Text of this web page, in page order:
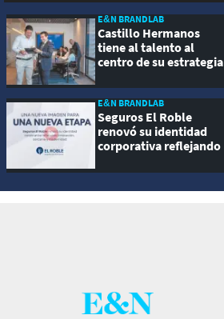
E&N BRANDLAB
Castillo Hermanos
tiene al talento al
centro de su estrategia
E&N BRANDLAB
Seguros El Roble
renovó su identidad
corporativa reflejando
modernidad